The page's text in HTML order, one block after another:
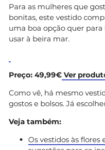
Para as mulheres que
bonitas, este vestido
uma boa opção quer
usar à beira mar.
Preço: 49,99€ Ver
Como vê, há mesmo
gostos e bolsos. Já
Veja também:
Os vestidos às flores